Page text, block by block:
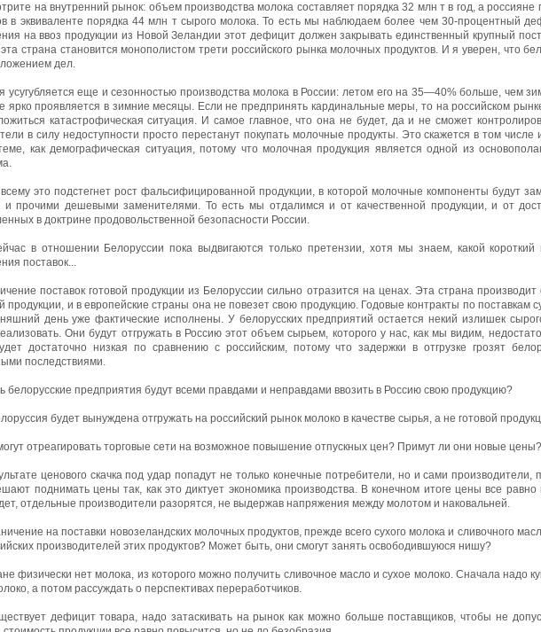
на внутренний рынок: объем производства молока составляет порядка 32 млн т в год, а
в эквиваленте порядка 44 млн т сырого молока. То есть мы наблюдаем более чем 30-процентный
на ввоз продукции из Новой Зеландии этот дефицит должен закрывать единственный крупный
страна становится монополистом трети российского рынка молочных продуктов. И я уверен, что
дел.
усугубляется еще и сезонностью производства молока в России: летом его на 35—40% больше, чем
ярко проявляется в зимние месяцы. Если не предпринять кардинальные меры, то на российском
катастрофическая ситуация. И самое главное, что она не будет, да и не сможет
в силу недоступности просто перестанут покупать молочные продукты. Это скажется в том числе
как демографическая ситуация, потому что молочная продукция является одной из
это подстегнет рост фальсифицированной продукции, в которой молочные компоненты будут
и прочими дешевыми заменителями. То есть мы отдалимся и от качественной продукции, и от
в доктрине продовольственной безопасности России.
в отношении Белоруссии пока выдвигаются только претензии, хотя мы знаем, какой
поставок...
поставок готовой продукции из Белоруссии сильно отразится на ценах. Эта страна
продукции, и в европейские страны она не повезет свою продукцию. Годовые контракты по поставкам
день уже фактические исполнены. У белорусских предприятий остается некий излишек
Они будут отгружать в Россию этот объем сырьем, которого у нас, как мы видим,
достаточно низкая по сравнению с российским, потому что задержки в отгрузке грозят
последствиями.
белорусские предприятия будут всеми правдами и неправдами ввозить в Россию свою продукцию?
будет вынуждена отгружать на российский рынок молоко в качестве сырья, а не готовой
отреагировать торговые сети на возможное повышение отпускных цен? Примут ли они новые цены?
ценового скачка под удар попадут не только конечные потребители, но и сами производители,
поднимать цены так, как это диктует экономика производства. В конечном итоге цены все равно
отдельные производители разорятся, не выдержав напряжения между молотом и наковальней.
на поставки новозеландских молочных продуктов, прежде всего сухого молока и сливочного
производителей этих продуктов? Может быть, они смогут занять освободившуюся нишу?
физически нет молока, из которого можно получить сливочное масло и сухое молоко. Сначала надо
а потом рассуждать о перспективах переработчиков.
дефицит товара, надо затаскивать на рынок как можно больше поставщиков, чтобы не